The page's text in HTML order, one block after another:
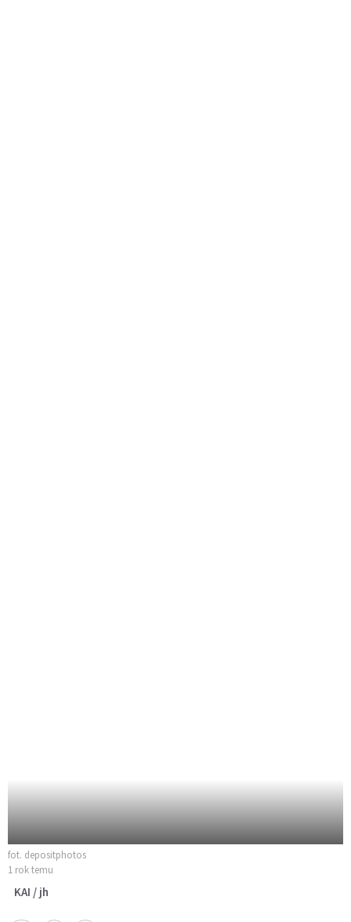
fot. depositphotos
1 rok temu
KAI / jh